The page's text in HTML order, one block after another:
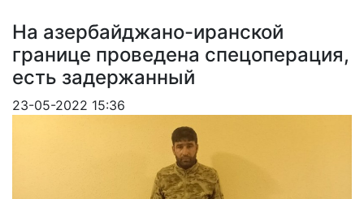
На азербайджано-иранской
границе проведена спецоперация,
есть задержанный
23-05-2022 15:36